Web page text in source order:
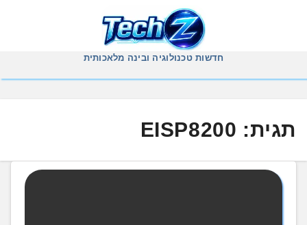
חדשות טכנולוגיה ובינה מלאכותית
תגית: EISP8200